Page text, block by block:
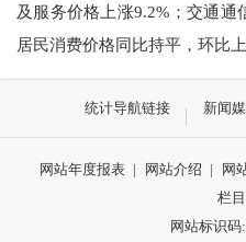
及服务价格上涨9.2% ；交通通
居民消费价格同比持平 ，环比
统计导航链接 新闻
网站年度报表 | 网站介绍 | 网
栏
网站标识码